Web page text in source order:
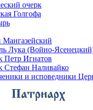
очерк
Голгофа
Мангазейский
Лука (Войно-
Петр Игнатов
Стефан Наливайко
и исповедники